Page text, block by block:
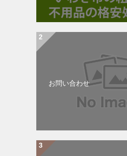
お問い合わせ